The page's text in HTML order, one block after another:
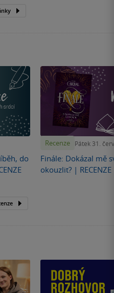
do
Recenze Pátek 31.
Finále: Dokázal mě
okouzlit? | RECENZE